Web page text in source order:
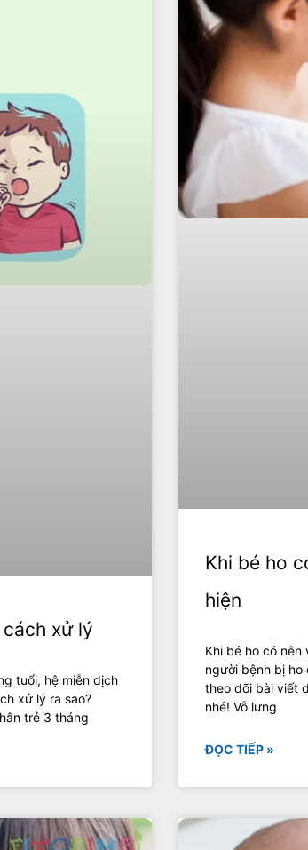
xử lý
tuổi, hệ miễn dịch
xử lý ra sao?
trẻ 3 tháng
Khi bé ho
hiện
Khi bé ho có
người bệnh bị ho
theo dõi bài viết
nhé! Vỗ lưng
ĐỌC TIẾP »